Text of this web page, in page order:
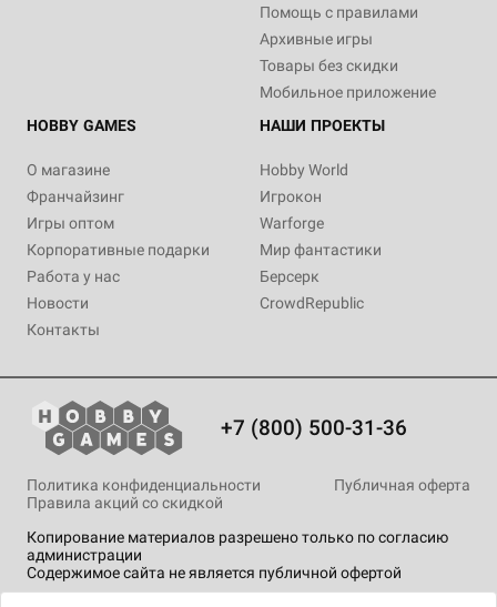
Помощь с правилами
Архивные игры
Товары без скидки
Мобильное приложение
HOBBY GAMES
О магазине
Франчайзинг
Игры оптом
Корпоративные подарки
Работа у нас
Новости
Контакты
НАШИ ПРОЕКТЫ
Hobby World
Игрокон
Warforge
Мир фантастики
Берсерк
CrowdRepublic
+7 (800) 500-31-36
Копирование материалов разрешено только по согласию
администрации
Содержимое сайта не является публичной офертой
Политика конфиденциальности
Публичная оферта
Правила акций со скидкой